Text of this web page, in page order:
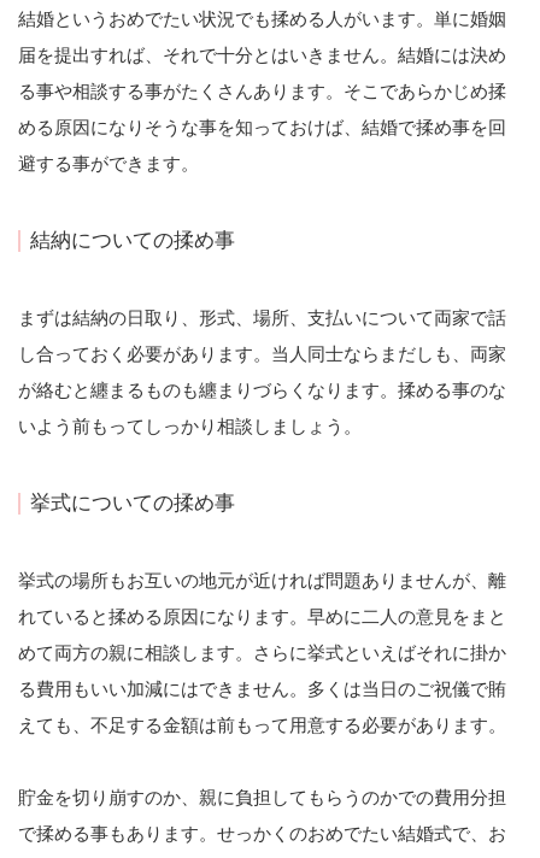
結婚というおめでたい状況でも揉める人がいます。単に婚姻
届を提出すれば、それで十分とはいきません。結婚には決め
る事や相談する事がたくさんあります。そこであらかじめ揉
める原因になりそうな事を知っておけば、結婚で揉め事を回
避する事ができます。
結納についての揉め事
まずは結納の日取り、形式、場所、支払いについて両家で話
し合っておく必要があります。当人同士ならまだしも、両家
が絡むと纏まるものも纏まりづらくなります。揉める事のな
いよう前もってしっかり相談しましょう。
挙式についての揉め事
挙式の場所もお互いの地元が近ければ問題ありませんが、離
れていると揉める原因になります。早めに二人の意見をまと
めて両方の親に相談します。さらに挙式といえばそれに掛か
る費用もいい加減にはできません。多くは当日のご祝儀で賄
えても、不足する金額は前もって用意する必要があります。
貯金を切り崩すのか、親に負担してもらうのかでの費用分担
で揉める事もあります。せっかくのおめでたい結婚式で、お